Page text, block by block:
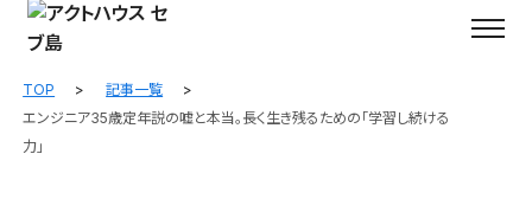
TOP
記事一覧
エンジニア35歳定年説の嘘と本当。長く生き残るための「学習し続ける
力」